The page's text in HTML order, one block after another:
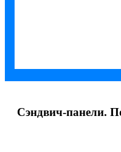
Сэндвич-панели.